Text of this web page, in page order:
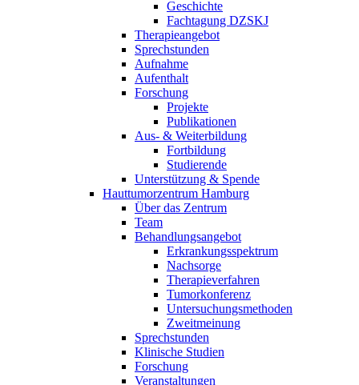
Geschichte
Fachtagung DZSKJ
Therapieangebot
Sprechstunden
Aufnahme
Aufenthalt
Forschung
Projekte
Publikationen
Aus- & Weiterbildung
Fortbildung
Studierende
Unterstützung & Spende
Hauttumorzentrum Hamburg
Über das Zentrum
Team
Behandlungsangebot
Erkrankungsspektrum
Nachsorge
Therapieverfahren
Tumorkonferenz
Untersuchungsmethoden
Zweitmeinung
Sprechstunden
Klinische Studien
Forschung
Veranstaltungen